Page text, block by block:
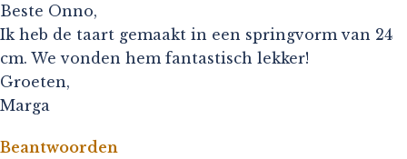
Beste Onno,
Ik heb de taart gemaakt in een springvorm van 24
cm. We vonden hem fantastisch lekker!
Groeten,
Marga
Beantwoorden